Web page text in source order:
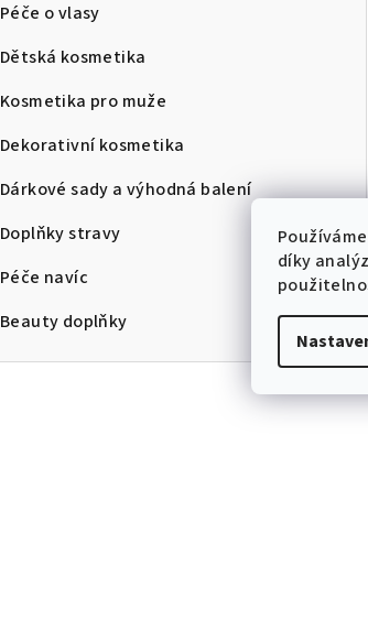
díky
Péče o vlasy
Dětská kosmetika
Kosmetika pro muže
Dekorativní kosmetika
Dárkové sady a výhodná balení
Doplňky stravy
Péče navíc
Beauty doplňky